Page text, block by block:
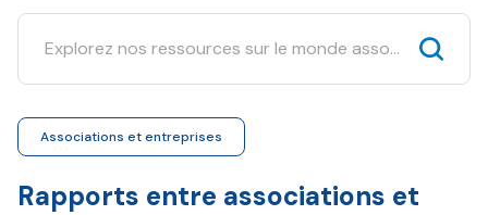
Associations et entreprises
Rapports entre associations et